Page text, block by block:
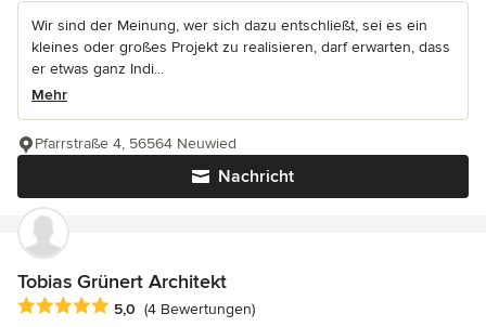
Wir sind der Meinung, wer sich dazu entschließt, sei es ein
kleines oder großes Projekt zu realisieren, darf erwarten, dass
er etwas ganz Indi...
Mehr
Nachricht
Pfarrstraße 4, 56564 Neuwied
Tobias Grünert Architekt
Durchschnittliche Bewertung: 5 von 5 Sternen
5,0 (4 Bewertungen)